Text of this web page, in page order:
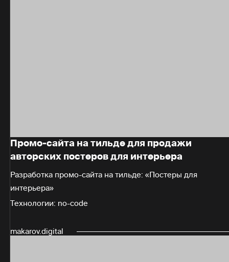
Промо-сайта на тильде для продажи
авторских постеров для интерьера
Разработка промо-сайта на тильде: «Постеры для
интерьера»
Технологии: no-code
makarov.digital